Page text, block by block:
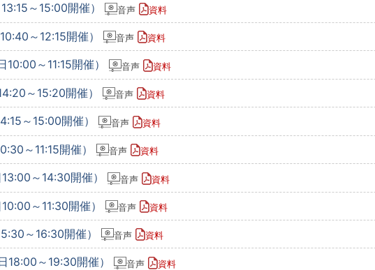
～15:00開催） 音声 資料
～12:15開催） 音声 資料
～11:15開催） 音声 資料
～15:20開催） 音声 資料
～15:00開催） 音声 資料
～11:15開催） 音声 資料
～14:30開催） 音声 資料
～11:30開催） 音声 資料
～16:30開催） 音声 資料
18:00～19:30開催） 音声 資料